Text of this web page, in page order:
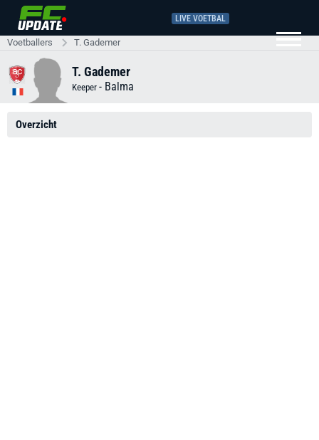
LIVE VOETBAL
Voetballers T. Gademer
T. Gademer
Keeper - Balma
Overzicht